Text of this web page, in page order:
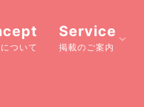
ついて
Service
掲載のご案内